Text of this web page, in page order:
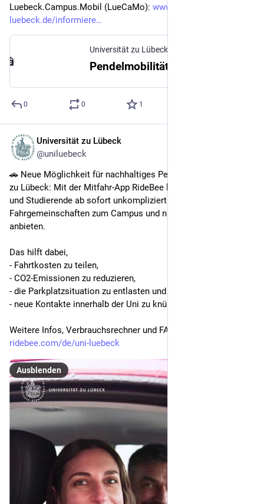
Luebeck.Campus.Mobil (LueCaMo): www2.uni-
luebeck.de/informiere
Universität zu Lübeck
0 0 1
Universität zu Lübeck
@uniluebeck
🚗 Neue Möglichkeit für nachhaltiges Pendeln zur Universität
zu Lübeck: Mit der Mitfahr-App RideBee können Mitarbeitende
und Studierende ab sofort unkompliziert und flexibel
Fahrgemeinschaften zum Campus und nach Hause finden und
anbieten.
Das hilft dabei,
- Fahrtkosten zu teilen,
- CO2-Emissionen zu reduzieren,
- die Parkplatzsituation zu entlasten und
- neue Kontakte innerhalb der Uni zu knüpfen.
Weitere Infos, Verbrauchsrechner und FAQ unter:
ridebee.com/de/uni-luebeck
Ausblenden